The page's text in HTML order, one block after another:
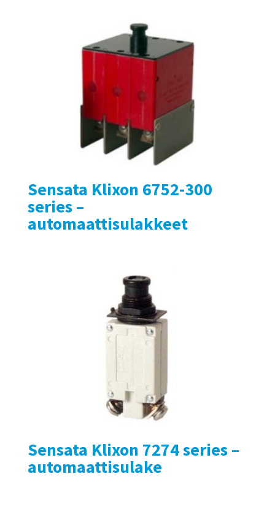
Sensata Klixon 6752-300
series –
automaattisulakkeet
Sensata Klixon 7274 series –
automaattisulake